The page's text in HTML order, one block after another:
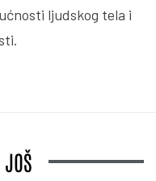
ljudskog tela i
JOŠ